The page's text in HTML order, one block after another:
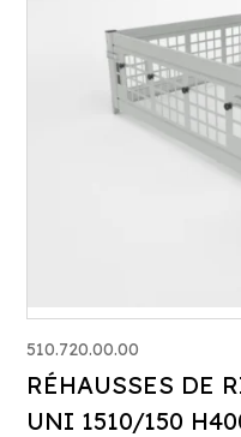
510.720.00.00
RÉHAUSSES DE
UNI 1510/150